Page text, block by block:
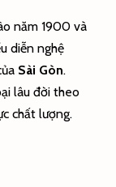
năm 1900 và
diễn nghệ
Sài Gòn.
lâu đời theo
chất lượng.